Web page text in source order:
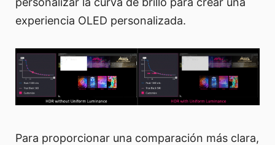
experiencia OLED personalizada.
Para proporcionar una comparación más clara,